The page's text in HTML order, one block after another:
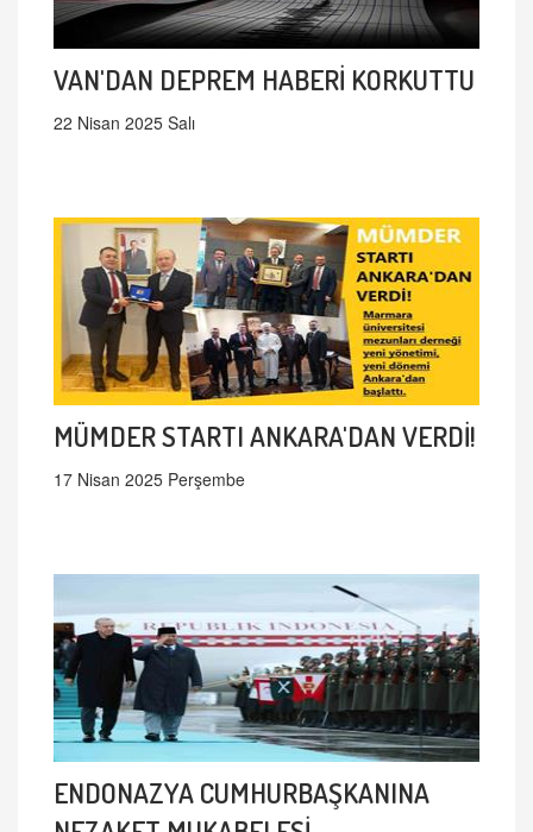
VAN'DAN DEPREM HABERİ KORKUTTU
22 Nisan 2025 Salı
MÜMDER STARTI ANKARA'DAN VERDİ!
17 Nisan 2025 Perşembe
ENDONAZYA CUMHURBAŞKANINA